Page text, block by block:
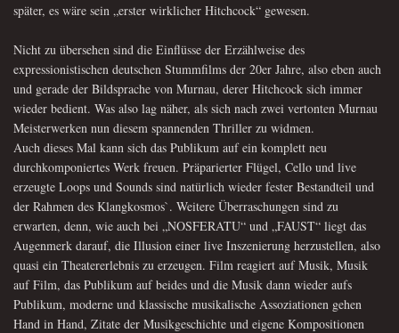
später, es wäre sein „erster wirklicher Hitchcock“ gewesen.
Nicht zu übersehen sind die Einflüsse der Erzählweise des
expressionistischen deutschen Stummfilms der 20er Jahre, also eben auch
und gerade der Bildsprache von Murnau, derer Hitchcock sich immer
wieder bedient. Was also lag näher, als sich nach zwei vertonten Murnau
Meisterwerken nun diesem spannenden Thriller zu widmen.
Auch dieses Mal kann sich das Publikum auf ein komplett neu
durchkomponiertes Werk freuen. Präparierter Flügel, Cello und live
erzeugte Loops und Sounds sind natürlich wieder fester Bestandteil und
der Rahmen des Klangkosmos`. Weitere Überraschungen sind zu
erwarten, denn, wie auch bei „NOSFERATU“ und „FAUST“ liegt das
Augenmerk darauf, die Illusion einer live Inszenierung herzustellen, also
quasi ein Theatererlebnis zu erzeugen. Film reagiert auf Musik, Musik
auf Film, das Publikum auf beides und die Musik dann wieder aufs
Publikum, moderne und klassische musikalische Assoziationen gehen
Hand in Hand, Zitate der Musikgeschichte und eigene Kompositionen